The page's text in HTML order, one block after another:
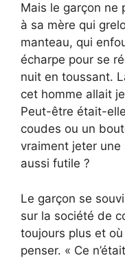
Mais le garçon ne
à sa mère qui
manteau, qui
écharpe pour se
nuit en toussant.
cet homme allait
Peut-être était-
coudes ou un
vraiment jeter
aussi futile ?
Le garçon se
sur la société de
toujours plus et où
penser. « Ce